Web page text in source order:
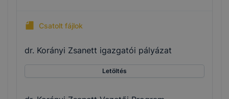
Csatolt fájlok
dr. Korányi Zsanett igazgatói pályázat
Letöltés